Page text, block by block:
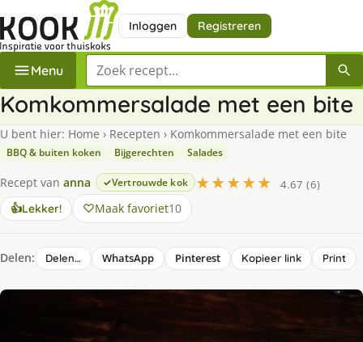
Inloggen Registreren
Menu Zoek een recept
Komkommersalade met een bite
U bent hier: Home › Recepten › Komkommersalade met een bite
BBQ & buiten koken Bijgerechten Salades
Recept van anna Vertrouwde kok ★★★★★
4.67 (6)
👍Lekker! Maak favoriet10
Delen: Delen… WhatsApp Pinterest Kopieer link Print